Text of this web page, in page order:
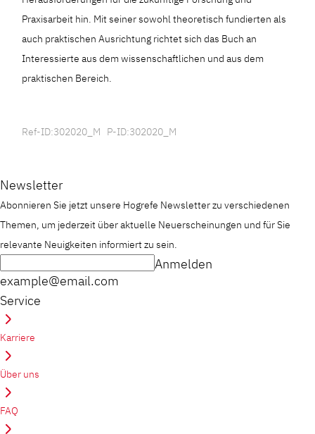
Praxisarbeit hin. Mit seiner sowohl theoretisch fundierten als
auch praktischen Ausrichtung richtet sich das Buch an
Interessierte aus dem wissenschaftlichen und aus dem
praktischen Bereich.
Ref-ID:302020_M P-ID:302020_M
Newsletter
Abonnieren Sie jetzt unsere Hogrefe Newsletter zu verschiedenen
Themen, um jederzeit über aktuelle Neuerscheinungen und für Sie
relevante Neuigkeiten informiert zu sein.
example@email.com
Anmelden
Service
Karriere
Über uns
FAQ